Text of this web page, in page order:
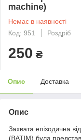
machine)
Немає в наявності
Код: 951
Роздріб
250 ₴
Опис Доставка
Опис
Захвата епізодична
(BATIM) була